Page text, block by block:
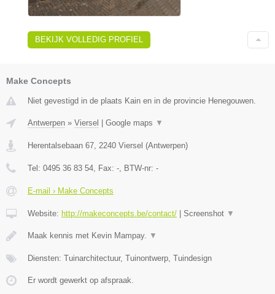
BEKIJK VOLLEDIG PROFIEL
Make Concepts
Niet gevestigd in de plaats Kain en in de provincie Henegouwen.
Antwerpen » Viersel | Google maps ▼
Herentalsebaan 67 2240 Viersel (Antwerpen)
Tel: 0495 36 83 54 , Fax: - , BTW-nr: -
E-mail › Make Concepts
Website: http://makeconcepts.be/contact/ | Screenshot ▼
Maak kennis met Kevin Mampay. ▼
Diensten: Tuinarchitectuur, Tuinontwerp, Tuindesign
Er wordt gewerkt op afspraak.